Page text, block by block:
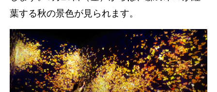
葉する秋の景色が見られます。